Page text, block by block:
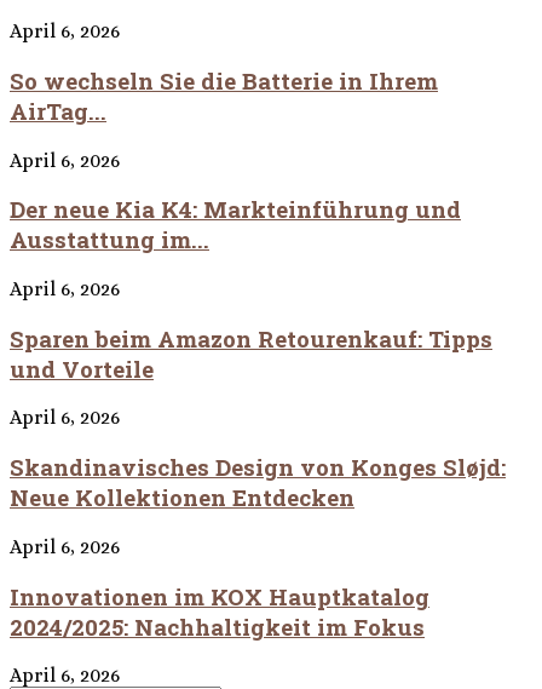
April 6, 2026
So wechseln Sie die Batterie in Ihrem
AirTag...
April 6, 2026
Der neue Kia K4: Markteinführung und
Ausstattung im...
April 6, 2026
Sparen beim Amazon Retourenkauf: Tipps
und Vorteile
April 6, 2026
Skandinavisches Design von Konges Sløjd:
Neue Kollektionen Entdecken
April 6, 2026
Innovationen im KOX Hauptkatalog
2024/2025: Nachhaltigkeit im Fokus
April 6, 2026